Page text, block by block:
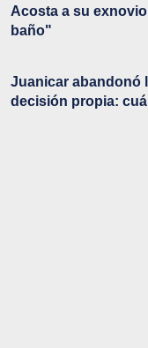
Acosta a su
baño"
Juanicar abandonó
decisión propia: